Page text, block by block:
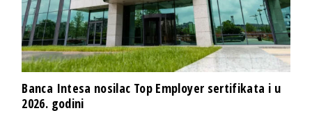
Banca Intesa nosilac Top Employer sertifikata i u
2026. godini